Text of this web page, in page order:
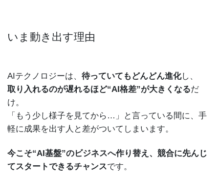
いま動き出す理由
AIテクノロジーは、 待っていてもどんどん進化し、
取り入れるのが遅れるほど“AI格差”が大きくなるだ
け。
「もう少し様子を見てから…」と言っている間に、手
軽に成果を出す人と差がついてしまいます。
今こそ“AI基盤”のビジネスへ作り替え、競合に先んじ
てスタートできるチャンスです。